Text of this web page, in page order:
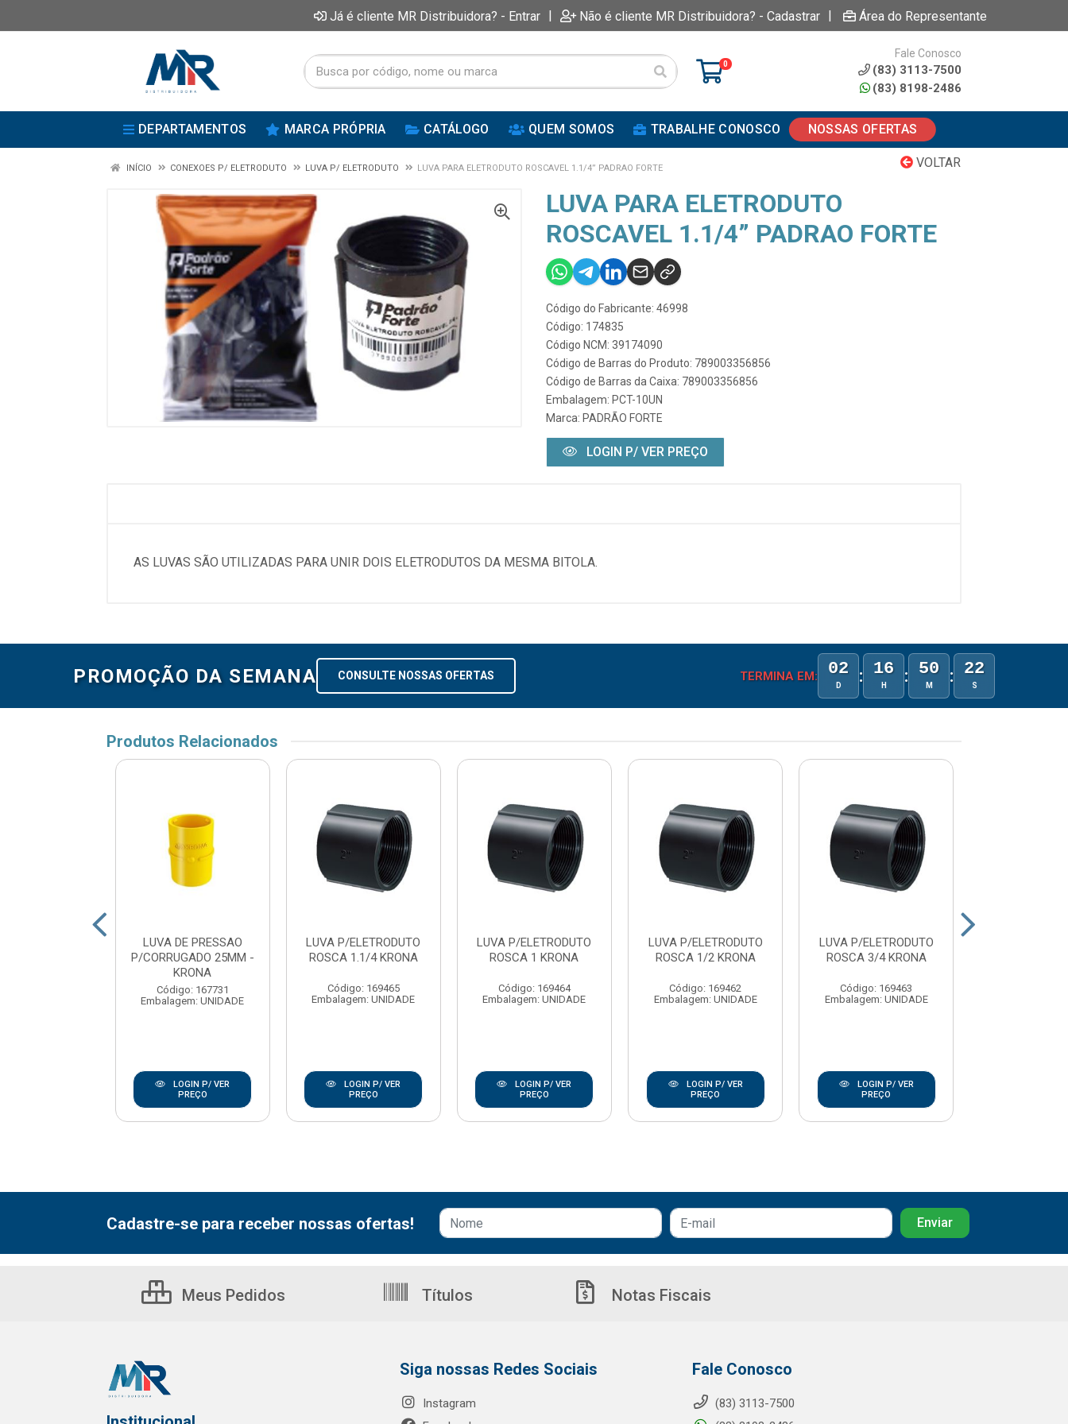
Já é cliente MR Distribuidora? - Entrar | Não é cliente MR Distribuidora? - Cadastrar | Área do Representante
0
Fale Conosco
(83) 3113-7500
(83) 8198-2486
DEPARTAMENTOS MARCA PRÓPRIA CATÁLOGO QUEM SOMOS TRABALHE CONOSCO NOSSAS OFERTAS
VOLTAR
INÍCIO CONEXOES P/ ELETRODUTO LUVA P/ ELETRODUTO LUVA PARA ELETRODUTO ROSCAVEL 1.1/4” PADRAO FORTE
LUVA PARA ELETRODUTO
ROSCAVEL 1.1/4” PADRAO FORTE
Código do Fabricante: 46998
Código: 174835
Código NCM: 39174090
Código de Barras do Produto: 789003356856
Código de Barras da Caixa: 789003356856
Embalagem: PCT-10UN
Marca: PADRÃO FORTE
LOGIN P/ VER PREÇO
AS LUVAS SÃO UTILIZADAS PARA UNIR DOIS ELETRODUTOS DA MESMA BITOLA.
PROMOÇÃO DA SEMANA CONSULTE NOSSAS OFERTAS TERMINA EM: 02
D : 16
H : 50
M : 22
S
Produtos Relacionados
LUVA DE PRESSAO
P/CORRUGADO 25MM -
KRONA
Código: 167731
Embalagem: UNIDADE
LOGIN P/ VER
PREÇO
LUVA P/ELETRODUTO
ROSCA 1.1/4 KRONA
Código: 169465
Embalagem: UNIDADE
LOGIN P/ VER
PREÇO
LUVA P/ELETRODUTO
ROSCA 1 KRONA
Código: 169464
Embalagem: UNIDADE
LOGIN P/ VER
PREÇO
LUVA P/ELETRODUTO
ROSCA 1/2 KRONA
Código: 169462
Embalagem: UNIDADE
LOGIN P/ VER
PREÇO
LUVA P/ELETRODUTO
ROSCA 3/4 KRONA
Código: 169463
Embalagem: UNIDADE
LOGIN P/ VER
PREÇO
Cadastre-se para receber nossas ofertas!
Meus Pedidos Títulos Notas Fiscais
Siga nossas Redes Sociais
Instagram
Fale Conosco
(83) 3113-7500